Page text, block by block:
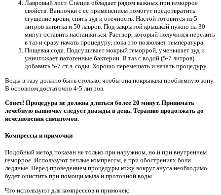
Лавровый лист. Специя обладает рядом важных при геморрое
свойств. Ванночки с ее применением помогут предотвратить
сгущение крови, снять зуд и отечность. Настой готовится из 5
литров кипятка и 50 лавров. Под закрытой крышкой нужно на 30
минут оставить настаиваться. Раствор, который получился перелить
в таз и сразу начать процедуру, пока это позволяет температура.
Пищевая сода. Подсушивает мокрый геморрой, уменьшает зуд и
уничтожает патогенные бактерии. В таз с водой (5-7 литров)
добавить 5-7 ст.л. соды. Хорошо перемешать и начать процедуру.
Воды в тазу должно быть столько, чтобы она покрывала проблемную зону.
В основном достаточно 4-5 литров.
Совет! Процедура не должна длиться более 20 минут. Принимать
лечебную ванночку следует дважды в день. Терапию продолжать до
исчезновения симптомов.
Компрессы и примочки
Подобный метод показан не только при наружном, но и при внутреннем
геморрое. Используют теплые компрессы, а при обострениях боли
ледяные. Перед проведением процедуры кожу вокруг ануса необходимо
будет очистить при помощи мыла и проточной воды.
Что используют для компрессов и примочек: